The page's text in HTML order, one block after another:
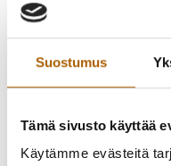
Suostumus
Tämä sivusto käyttää
Käytämme evästeitä
lipuilla
torilla